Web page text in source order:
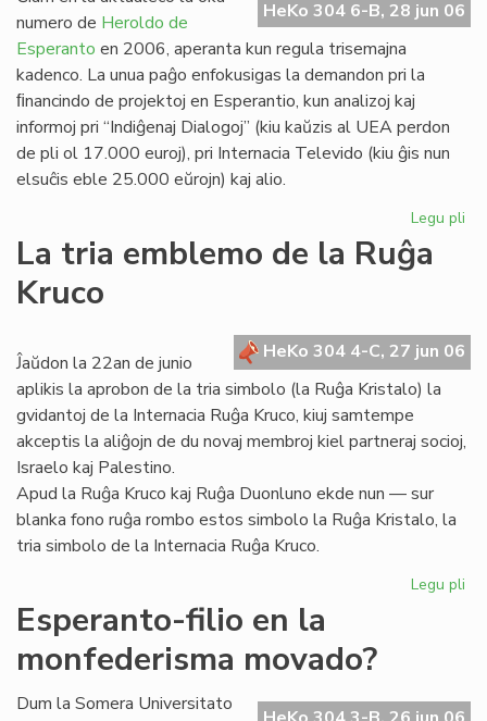
HeKo 304 6-B, 28 jun 06
numero de Heroldo de
Esperanto en 2006, aperanta kun regula trisemajna
kadenco. La unua paĝo enfokusigas la demandon pri la
ﬁnancindo de projektoj en Esperantio, kun analizoj kaj
informoj pri “Indiĝenaj Dialogoj” (kiu kaŭzis al UEA perdon
de pli ol 17.000 euroj), pri Internacia Televido (kiu ĝis nun
elsuĉis eble 25.000 eŭrojn) kaj alio.
Legu pli
La tria emblemo de la Ruĝa
Kruco
HeKo 304 4-C, 27 jun 06
Ĵaŭdon la 22an de junio
aplikis la aprobon de la tria simbolo (la Ruĝa Kristalo) la
gvidantoj de la Internacia Ruĝa Kruco, kiuj samtempe
akceptis la aliĝojn de du novaj membroj kiel partneraj socioj,
Israelo kaj Palestino.
Apud la Ruĝa Kruco kaj Ruĝa Duonluno ekde nun — sur
blanka fono ruĝa rombo estos simbolo la Ruĝa Kristalo, la
tria simbolo de la Internacia Ruĝa Kruco.
Legu pli
la
Esperanto-filio en la
monfederisma movado?
Dum la Somera Universitato